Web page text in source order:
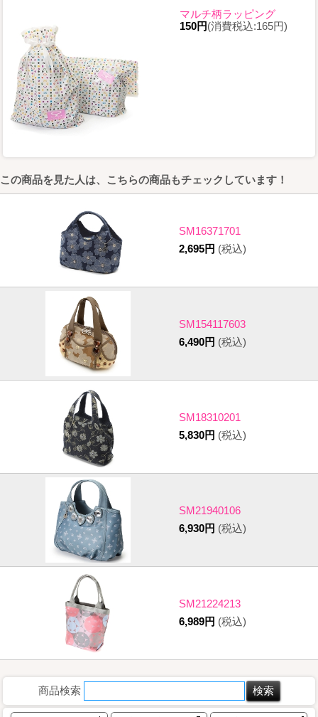
マルチ柄ラッピング
150円(消費税込:165円)
この商品を見た人は、こちらの商品もチェックしています！
SM16371701
2,695円 (税込)
SM154117603
6,490円 (税込)
SM18310201
5,830円 (税込)
SM21940106
6,930円 (税込)
SM21224213
6,989円 (税込)
商品検索